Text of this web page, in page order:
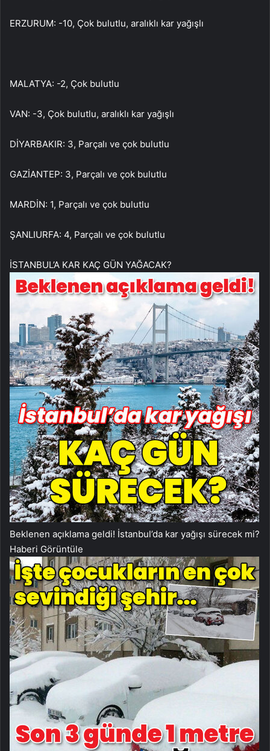
ERZURUM: -10, Çok bulutlu, aralıklı kar yağışlı
MALATYA: -2, Çok bulutlu
VAN: -3, Çok bulutlu, aralıklı kar yağışlı
DİYARBAKIR: 3, Parçalı ve çok bulutlu
GAZİANTEP: 3, Parçalı ve çok bulutlu
MARDİN: 1, Parçalı ve çok bulutlu
ŞANLIURFA: 4, Parçalı ve çok bulutlu
İSTANBUL’A KAR KAÇ GÜN YAĞACAK?
Beklenen açıklama geldi! İstanbul’da kar yağışı sürecek mi?
Haberi Görüntüle